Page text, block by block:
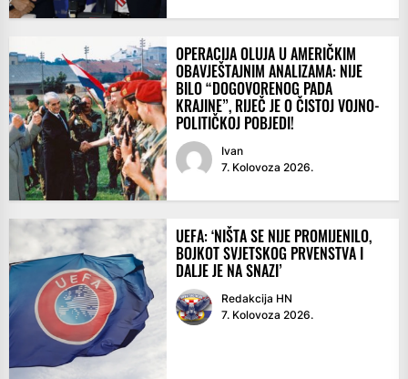
OPERACIJA OLUJA U AMERIČKIM
OBAVJEŠTAJNIM ANALIZAMA: NIJE
BILO “DOGOVORENOG PADA
KRAJINE”, RIJEČ JE O ČISTOJ VOJNO-
POLITIČKOJ POBJEDI!
Ivan
7. Kolovoza 2026.
UEFA: ‘NIŠTA SE NIJE PROMIJENILO,
BOJKOT SVJETSKOG PRVENSTVA I
DALJE JE NA SNAZI’
Redakcija HN
7. Kolovoza 2026.